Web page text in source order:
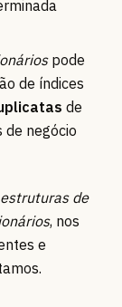
pode
de índices
de
negócio
estruturas de
, nos
e